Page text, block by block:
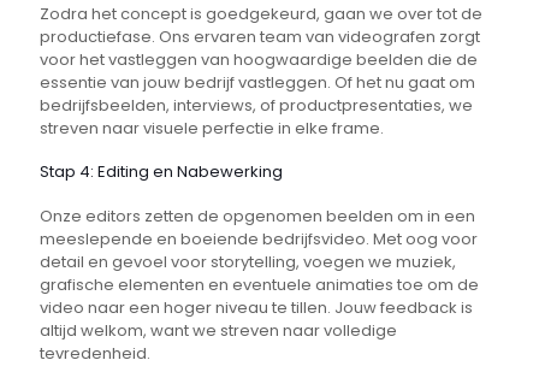
Zodra het concept is goedgekeurd, gaan we over tot de
productiefase. Ons ervaren team van videografen zorgt
voor het vastleggen van hoogwaardige beelden die de
essentie van jouw bedrijf vastleggen. Of het nu gaat om
bedrijfsbeelden, interviews, of productpresentaties, we
streven naar visuele perfectie in elke frame.
Stap 4: Editing en Nabewerking
Onze editors zetten de opgenomen beelden om in een
meeslepende en boeiende bedrijfsvideo. Met oog voor
detail en gevoel voor storytelling, voegen we muziek,
grafische elementen en eventuele animaties toe om de
video naar een hoger niveau te tillen. Jouw feedback is
altijd welkom, want we streven naar volledige
tevredenheid.